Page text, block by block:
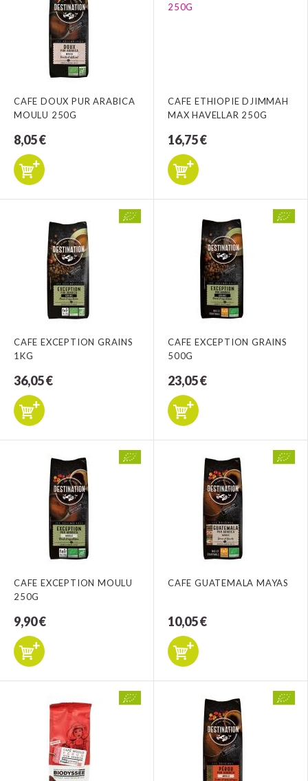
CAFE DOUX PUR ARABICA
MOULU 250G
8,05 €
CAFE ETHIOPIE DJIMMAH
MAX HAVELLAR 250G
16,75 €
CAFE EXCEPTION GRAINS
1KG
36,05 €
CAFE EXCEPTION GRAINS
500G
23,05 €
CAFE EXCEPTION MOULU
250G
9,90 €
CAFE GUATEMALA MAYAS
10,05 €